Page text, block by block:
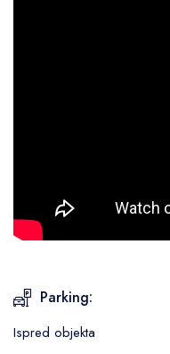
Parking:
Ispred objekta